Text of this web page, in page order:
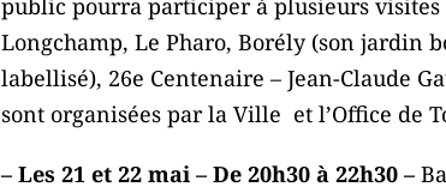
public pourra participer à plusieurs
Longchamp, Le Pharo, Borély (son jardin
labellisé), 26e Centenaire – Jean-Claude
sont organisées par la Ville et l’Office de
– Les 21 et 22 mai – De 20h30 à 22h30 –